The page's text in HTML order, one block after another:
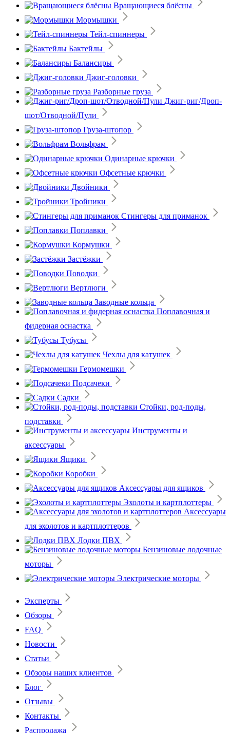
Вращающиеся блёсны
Мормышки
Тейл-спиннеры
Бактейлы
Балансиры
Джиг-головки
Разборные груза
Джиг-риг/Дроп-
шот/Отводной/Пули
Груза-штопор
Вольфрам
Одинарные крючки
Офсетные крючки
Двойники
Тройники
Стингеры для приманок
Поплавки
Кормушки
Застёжки
Поводки
Вертлюги
Заводные кольца
Поплавочная и
фидерная оснастка
Тубусы
Чехлы для катушек
Гермомешки
Подсачеки
Садки
Стойки, род-поды,
подставки
Инструменты и
аксессуары
Ящики
Коробки
Аксессуары для ящиков
Эхолоты и картплоттеры
Аксессуары
для эхолотов и картплоттеров
Лодки ПВХ
Бензиновые лодочные
моторы
Электрические моторы
Эксперты
Обзоры
FAQ
Новости
Статьи
Обзоры наших клиентов
Блог
Отзывы
Контакты
Распродажа